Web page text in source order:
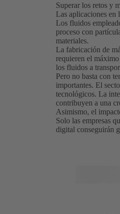
Superar los retos y
Las aplicaciones en
Los fluidos
proceso con
materiales.
La fabricación de
requieren el
los fluidos a
Pero no basta con
importantes. El
tecnológicos. La
contribuyen a una
Asimismo, el
Solo las empresas
digital conseguirán